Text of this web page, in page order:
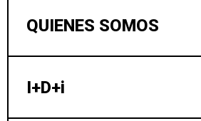
QUIENES SOMOS
I+D+i